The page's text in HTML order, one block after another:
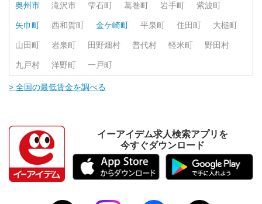
奥州市 滝沢市 雫石町 葛巻町 岩手町 紫波町
矢巾町 西和賀町 金ケ崎町 平泉町 住田町 大槌町
山田町 岩泉町 田野畑村 普代村 軽米町 野田村
九戸村 洋野町 一戸町
> 全国の最低賃金を調べる
イーアイデム求人検索アプリを
今すぐダウンロード